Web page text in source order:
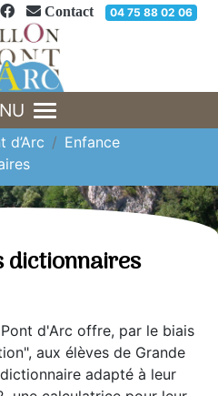
Contact 04 75 88 02 06
d’Arc
Enfance
dictionnaires
d'Arc offre, par le biais
aux élèves de Grande
adapté à leur